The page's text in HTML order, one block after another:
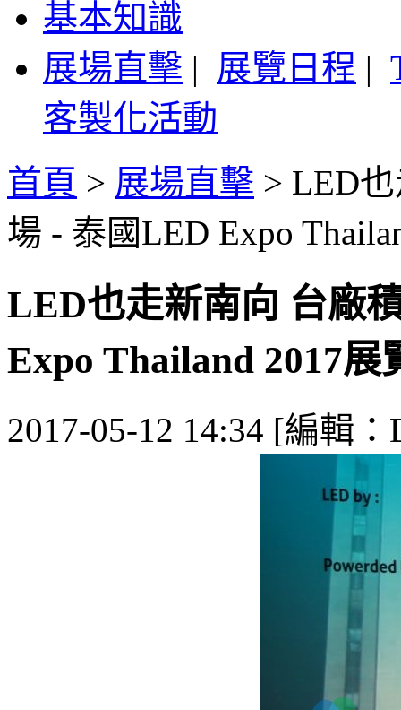
基本知識
展場直擊 | 展覽日程 |
客製化活動
首頁 > 展場直擊 > LED
場 - 泰國LED Expo
LED也走新南向 台廠
Expo Thailand 2017展
2017-05-12 14:34 [編輯